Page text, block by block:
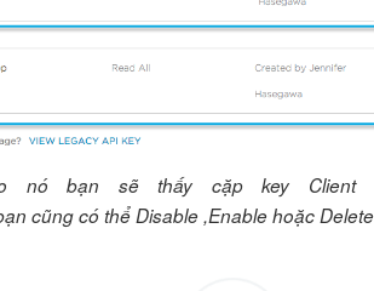
nó bạn sẽ thấy cặp key Client
cũng có thể Disable ,Enable hoặc